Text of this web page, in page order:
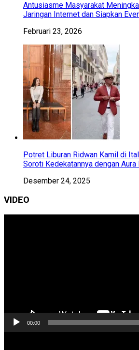
Antusiasme Masyarakat
Jaringan Internet dan Siapkan
Februari 23, 2026
Potret Liburan Ridwan Kamil di
Soroti Kedekatannya dengan Aura
Desember 24, 2025
VIDEO
00:00